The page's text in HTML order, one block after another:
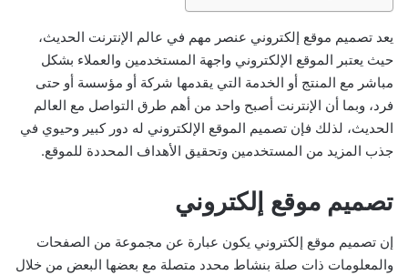
يعد تصميم موقع إلكتروني عنصر مهم في عالم الإنترنت الحديث،
حيث يعتبر الموقع الإلكتروني واجهة المستخدمين والعملاء بشكل
مباشر مع المنتج أو الخدمة التي يقدمها شركة أو مؤسسة أو حتى
فرد، وبما أن الإنترنت أصبح واحد من أهم طرق التواصل مع العالم
الحديث، لذلك فإن تصميم الموقع الإلكتروني له دور كبير وحيوي في
جذب المزيد من المستخدمين وتحقيق الأهداف المحددة للموقع.
تصميم موقع إلكتروني
إن تصميم موقع إلكتروني يكون عبارة عن مجموعة من الصفحات
والمعلومات ذات صلة بنشاط محدد متصلة مع بعضها البعض من خلال